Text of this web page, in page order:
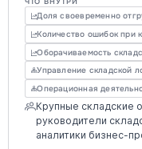
сокращайте
трансформации и
Доля своевременно
Количество ошибок при
Оборачиваемость
Управление складской
Операционная
Крупные складские
руководители
аналитики бизнес-